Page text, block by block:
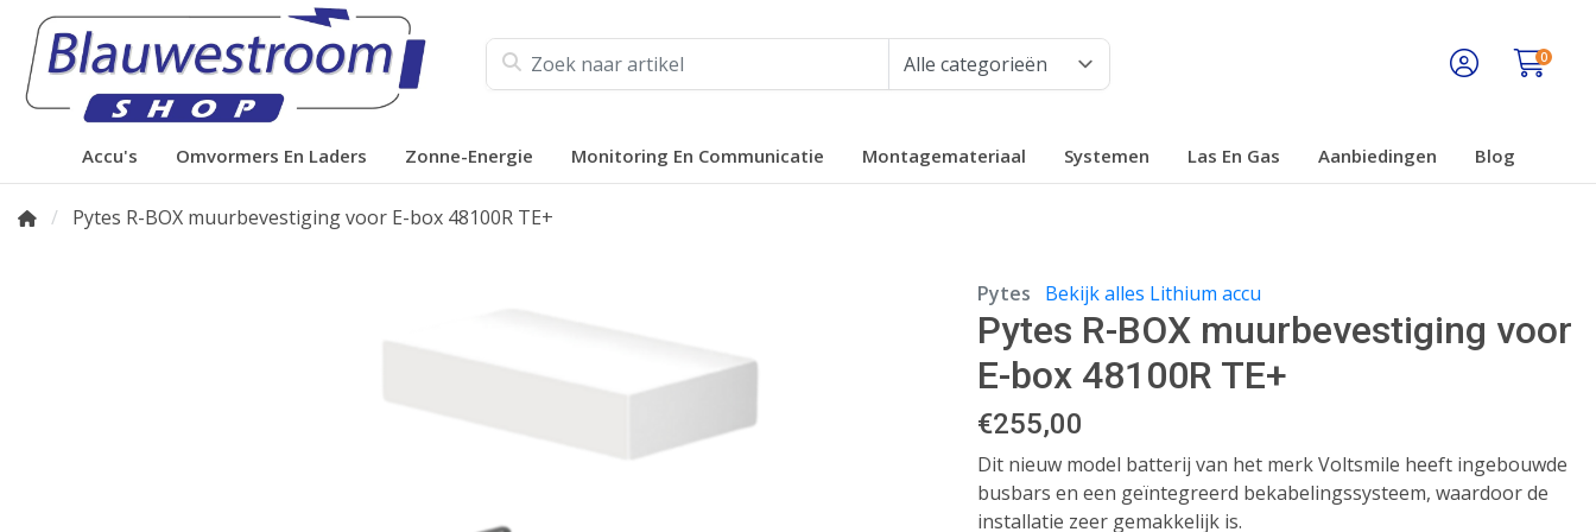
0
Accu's Omvormers En Laders Zonne-Energie Monitoring En Communicatie Montagemateriaal Systemen Las En Gas Aanbiedingen Blog
Pytes R-BOX muurbevestiging voor E-box 48100R TE+
Pytes Bekijk alles Lithium accu
Pytes R-BOX muurbevestiging voor
E-box 48100R TE+
€255,00
Dit nieuw model batterij van het merk Voltsmile heeft ingebouwde
busbars en een geïntegreerd bekabelingssysteem, waardoor de
installatie zeer gemakkelijk is.